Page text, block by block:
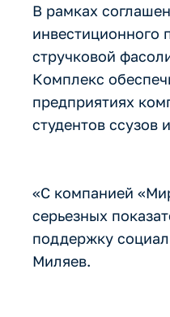
В рамках
инвестиционного
стручковой
Комплекс
предприятиях
студентов ссузов
«С компанией
серьезных
поддержку
Миляев.